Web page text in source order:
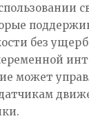
без
может